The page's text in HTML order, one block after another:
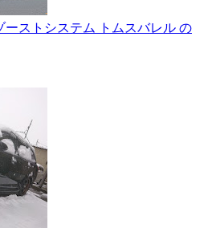
ストシステム トムスバレル の